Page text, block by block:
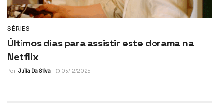
SÉRIES
Últimos dias para assistir este dorama na
Netflix
Por Julia Da Silva 06/12/2025